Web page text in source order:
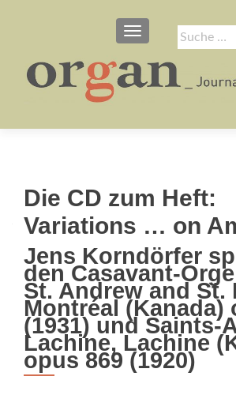
Suche
nach:
SCHALTE
Die CD zum Heft:
Variations … on
Jens Korndörfer
den Casavant-
St. Andrew and St.
Montréal (Kanada)
(1931) und Saints-
Lachine, Lachine
opus 869 (1920)